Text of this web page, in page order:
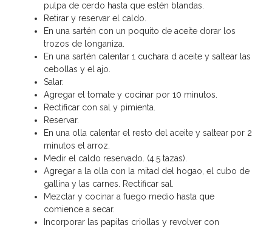
pulpa de cerdo hasta que estén blandas.
Retirar y reservar el caldo.
En una sartén con un poquito de aceite dorar los
trozos de longaniza.
En una sartén calentar 1 cuchara d aceite y saltear las
cebollas y el ajo.
Salar.
Agregar el tomate y cocinar por 10 minutos.
Rectificar con sal y pimienta.
Reservar.
En una olla calentar el resto del aceite y saltear por 2
minutos el arroz.
Medir el caldo reservado. (4.5 tazas).
Agregar a la olla con la mitad del hogao, el cubo de
gallina y las carnes. Rectificar sal.
Mezclar y cocinar a fuego medio hasta que
comience a secar.
Incorporar las papitas criollas y revolver con